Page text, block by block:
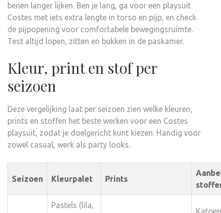
benen langer lijken. Ben je lang, ga voor een playsuit
Costes met iets extra lengte in torso en pijp, en check
de pijpopening voor comfortabele bewegingsruimte.
Test altijd lopen, zitten en bukken in de paskamer.
Kleur, print en stof per
seizoen
Deze vergelijking laat per seizoen zien welke kleuren,
prints en stoffen het beste werken voor een Costes
playsuit, zodat je doelgericht kunt kiezen. Handig voor
zowel casual, werk als party looks.
Seizoen Kleurpalet Prints
Pastels (lila,